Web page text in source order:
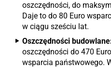
oszczędności, do
Daje to do 80 Euro
w ciągu sześciu lat.
Oszczędności
oszczędności do 470
wsparcia państwowego.